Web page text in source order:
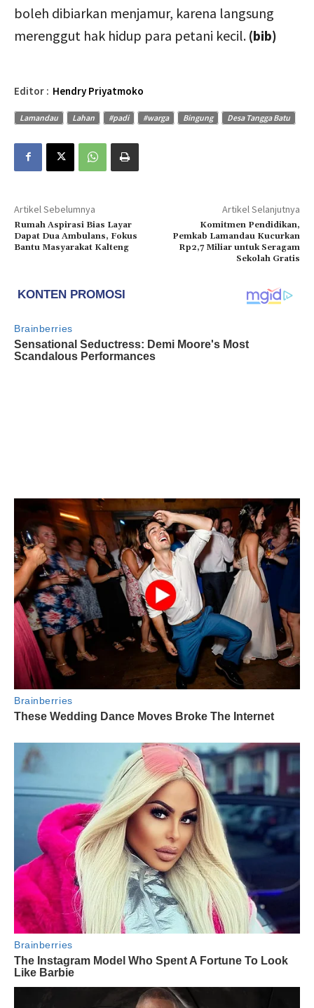
boleh dibiarkan menjamur, karena langsung
merenggut hak hidup para petani kecil. (bib)
Editor : Hendry Priyatmoko
Lamandau Lahan #padi #warga Bingung Desa Tangga Batu
Artikel Sebelumnya
Rumah Aspirasi Bias Layar
Dapat Dua Ambulans, Fokus
Bantu Masyarakat Kalteng
Artikel Selanjutnya
Komitmen Pendidikan,
Pemkab Lamandau Kucurkan
Rp2,7 Miliar untuk Seragam
Sekolah Gratis